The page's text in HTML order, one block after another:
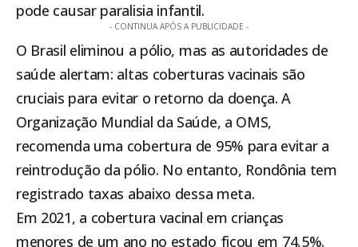
pode causar paralisia infantil.
- CONTINUA APÓS A PUBLICIDADE -
O Brasil eliminou a pólio, mas as autoridades de
saúde alertam: altas coberturas vacinais são
cruciais para evitar o retorno da doença. A
Organização Mundial da Saúde, a OMS,
recomenda uma cobertura de 95% para evitar a
reintrodução da pólio. No entanto, Rondônia tem
registrado taxas abaixo dessa meta.
Em 2021, a cobertura vacinal em crianças
menores de um ano no estado ficou em 74,5%.